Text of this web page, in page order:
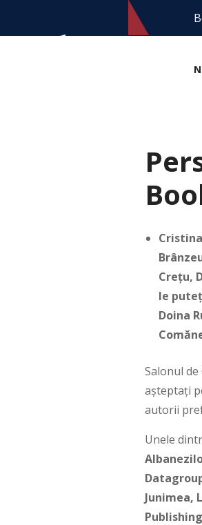
Crețu,
le
Doina
Salonul
așteptați
autorii
Unele
Junimea,